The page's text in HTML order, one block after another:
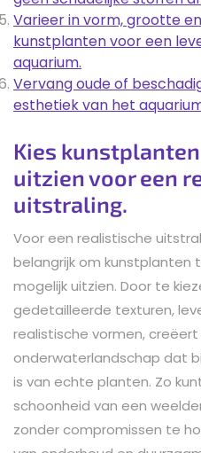
Varieer in vorm, grootte
kunstplanten voor een
aquarium.
Vervang oude of
esthetiek van het
Kies
uitzien voor een
uitstraling.
Voor een realistische
belangrijk om kunstplanten
mogelijk uitzien. Door te
gedetailleerde texturen,
realistische vormen, creëert
onderwaterlandschap dat
is van echte planten. Zo
schoonheid van een
zonder compromissen te